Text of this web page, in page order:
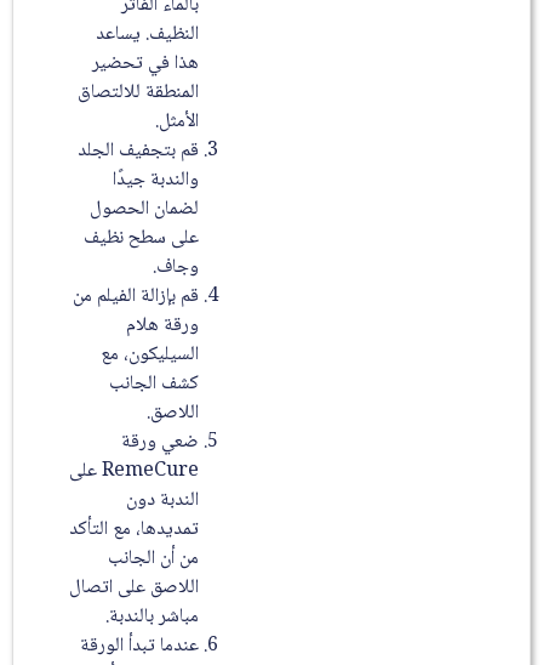
النظيف. يساعد
هذا في تحضير
المنطقة للالتصاق
الأمثل.
قم بتجفيف الجلد
والندبة جيدًا
لضمان الحصول
على سطح نظيف
وجاف.
قم بإزالة الفيلم من
ورقة هلام
السيليكون، مع
كشف الجانب
اللاصق.
ضعي ورقة
RemeCure على
الندبة دون
تمديدها، مع التأكد
من أن الجانب
اللاصق على اتصال
مباشر بالندبة.
عندما تبدأ الورقة